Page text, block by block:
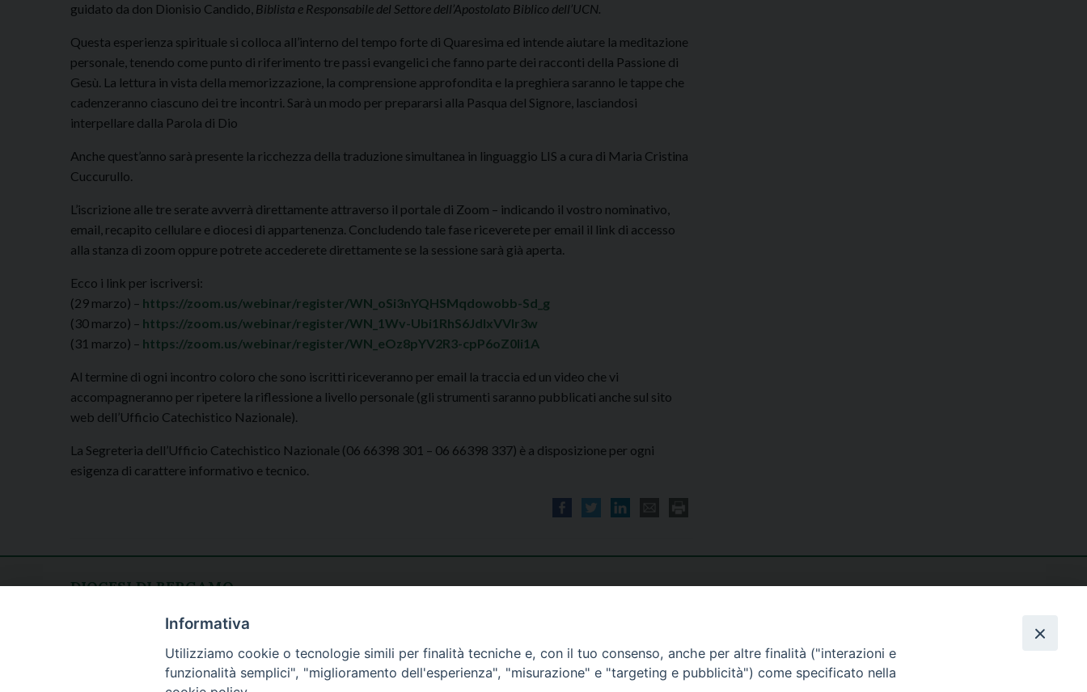
guidato da don Dionisio Candido, Biblista e Responsabile del Settore dell’Apostolato Biblico dell’UCN.
Questa esperienza spirituale si colloca all’interno del tempo forte di Quaresima ed intende aiutare la meditazione
personale, tenendo come punto di riferimento tre passi evangelici che fanno parte dei racconti della Passione di
Gesù. La lettura in vista della memorizzazione, la comprensione approfondita e la preghiera saranno le tappe che
cadenzeranno ciascuno dei tre incontri. Sarà un modo per prepararsi alla Pasqua del Signore, lasciandosi
interpellare dalla Parola di Dio
Anche quest’anno sarà presente la ricchezza della traduzione simultanea in linguaggio LIS a cura di Maria Cristina
Cuccurullo.
L’iscrizione alle tre serate avverrà direttamente attraverso il portale di Zoom – indicando il vostro nominativo,
email, recapito cellulare e diocesi di appartenenza. Concludendo tale fase riceverete per email il link di accesso
alla stanza di zoom oppure potrete accederete direttamente se la sessione sarà già aperta.
Ecco i link per iscriversi:
(29 marzo) – https://zoom.us/webinar/register/WN_oSi3nYQHSMqdowobb-Sd_g
(30 marzo) – https://zoom.us/webinar/register/WN_1Wv-Ubi1RhS6JdIxVVlr3w
(31 marzo) – https://zoom.us/webinar/register/WN_eOz8pYV2R3-cpP6oZ0li1A
Al termine di ogni incontro coloro che sono iscritti riceveranno per email la traccia ed un video che vi
accompagneranno per ripetere la riflessione a livello personale (gli strumenti saranno pubblicati anche sul sito
web dell’Ufficio Catechistico Nazionale).
La Segreteria dell’Ufficio Catechistico Nazionale (06 66398 301 – 06 66398 337) è a disposizione per ogni
esigenza di carattere informativo e tecnico.
DIOCESI DI BERGAMO
CURIA DIOCESANA
Apertura al pubblico
lunedì - venerdì
h. 08.30 - 12.30
Informativa
Utilizziamo cookie o tecnologie simili per finalità tecniche e, con il tuo consenso, anche per altre finalità ("interazioni e
funzionalità semplici", "miglioramento dell'esperienza", "misurazione" e "targeting e pubblicità") come specificato nella